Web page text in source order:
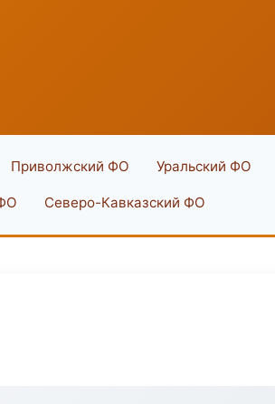
Приволжский ФО Уральский ФО
Северо-Кавказский ФО